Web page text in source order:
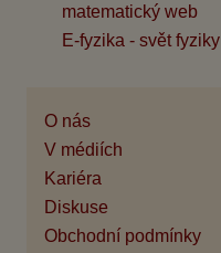
matematický web
E-fyzika - svět fyziky
O nás
V médiích
Kariéra
Diskuse
Obchodní podmínky